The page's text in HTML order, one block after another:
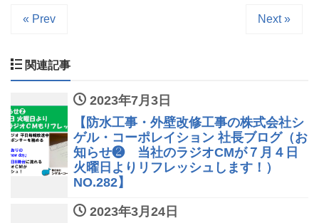
« Prev Next »
関連記事
2023年7月3日
【防水工事・外壁改修工事の株式会社シ
ゲル・コーポレイション 社長ブログ（お
知らせ❷ 当社のラジオCMが７月４日
火曜日よりリフレッシュします！）
NO.282】
2023年3月24日